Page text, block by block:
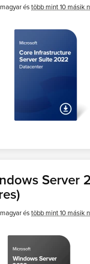
magyar éstöbb mint 10 másik
Server
magyar éstöbb mint 10 másik